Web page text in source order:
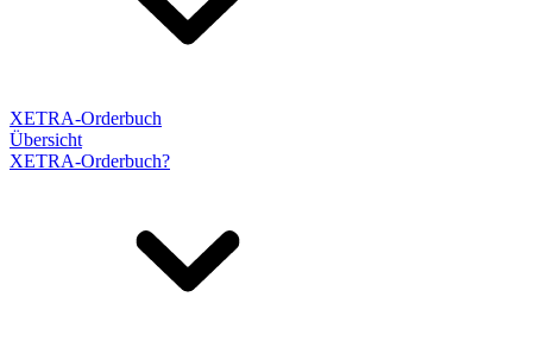
XETRA-Orderbuch
Übersicht
XETRA-Orderbuch?